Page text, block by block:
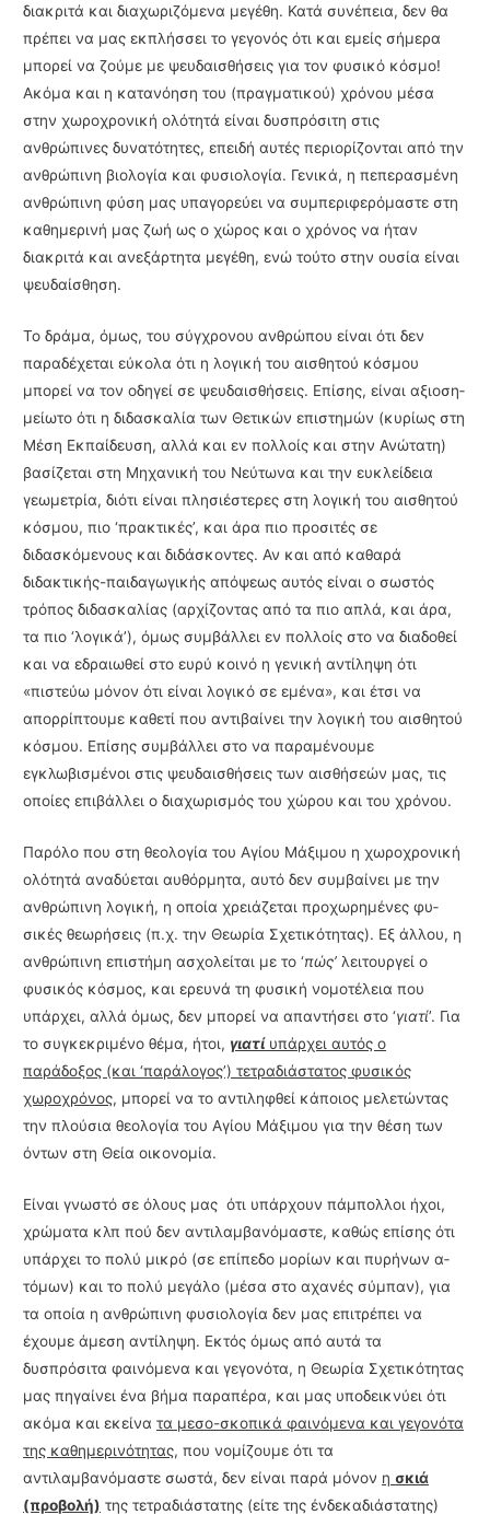
διακριτά και διαχωριζόμενα μεγέθη. Κατά συνέπεια, δεν θα
πρέπει να μας εκπλήσσει το γεγονός ότι και εμείς σήμερα
μπορεί να ζούμε με ψευδαι­σθήσεις για τον φυσικό κόσμο!
Ακόμα και η κατανόηση του (πραγματικού) χρόνου μέσα
στην χωροχρονική ολότητά είναι δυσπρόσιτη στις
ανθρώπινες δυνατότητες, επειδή αυτές περιορίζονται από την
ανθρώπινη βιολογία και φυσιολογία. Γενικά, η πεπερασμένη
ανθρώ­πινη φύση μας υπαγορεύει να συμπεριφερόμαστε στη
καθημερινή μας ζωή ως ο χώρος και ο χρόνος να ήταν
διακριτά και ανεξάρτητα μεγέθη, ενώ τούτο στην ουσία είναι
ψευδαίσθηση.
Το δράμα, όμως, του σύγχρονου ανθρώπου είναι ότι δεν
παραδέχεται εύκολα ότι η λογική του αισθητού κόσμου
μπορεί να τον οδηγεί σε ψευδαισθήσεις. Επίσης, είναι αξιοση­
μείωτο ότι η διδασκαλία των Θετικών επιστημών (κυρίως στη
Μέση Εκπαίδευση, αλλά και εν πολλοίς και στην Ανώτατη)
βασίζεται στη Μηχανική του Νεύτωνα και την ευκλείδεια
γεωμετρία, διότι είναι πλησιέστερες στη λογική του αισθητού
κόσμου, πιο ‘πρακτικές’, και άρα πιο προσιτές σε
διδασκόμενους και διδάσκοντες. Αν και από καθαρά
διδακτικής-παιδαγωγικής απόψεως αυτός είναι ο σωστός
τρόπος διδα­σκαλίας (αρχίζοντας από τα πιο απλά, και άρα,
τα πιο ‘λογικά’), όμως συμβάλλει εν πολλοίς στο να διαδοθεί
και να εδραιωθεί στο ευρύ κοινό η γενική αντίληψη ότι
«πιστεύω μόνον ότι είναι λογικό σε εμένα», και έτσι να
απορρίπτουμε καθετί που αντιβαίνει την λογική του αι­σθητού
κόσμου. Επίσης συμβάλλει στο να παραμένουμε
εγκλωβισμένοι στις ψευδαισθήσεις των αισθήσεών μας, τις
οποίες επιβάλλει ο διαχωρισμός του χώρου και του χρόνου.
Παρόλο που στη θεολογία του Αγίου Μάξιμου η χωροχρονική
ολότητά αναδύεται αυθόρ­μητα, αυτό δεν συμβαίνει με την
ανθρώπινη λογική, η οποία χρειάζεται προχωρημένες φυ­
σικές θεωρήσεις (π.χ. την Θεωρία Σχετικότητας). Εξ άλλου, η
ανθρώπινη επιστήμη ασχο­λείται με το ‘πώς’ λειτουργεί ο
φυσικός κόσμος, και ερευνά τη φυσική νομοτέλεια που
υπάρ­χει, αλλά όμως, δεν μπορεί να απαντήσει στο ‘γιατί’. Για
το συγκεκριμένο θέμα, ήτοι, γιατίυπάρχει αυτός ο
παράδοξος (και ‘παράλογος’) τετραδιάστατος φυσικός
χωροχρόνος, μπορεί να το αντιληφθεί κάποιος μελετώντας
την πλούσια θεολογία του Αγίου Μάξιμου για την θέ­ση των
όντων στη Θεία οικονομία.
Είναι γνωστό σε όλους μας ότι υπάρχουν πάμπολλοι ήχοι,
χρώματα κλπ πού δεν αντι­λαμβανόμαστε, καθώς επίσης ότι
υπάρχει το πολύ μικρό (σε επίπεδο μορίων και πυρήνων α­
τόμων) και το πολύ μεγάλο (μέσα στο αχανές σύμπαν), για
τα οποία η ανθρώπινη φυσιολογία δεν μας επιτρέπει να
έχουμε άμεση αντίληψη. Εκτός όμως από αυτά τα
δυσπρόσιτα φαι­νόμενα και γεγονότα, η Θεωρία Σχετικότητας
μας πηγαίνει ένα βήμα παραπέρα, και μας υποδεικνύει ότι
ακόμα και εκείνατα μεσο-σκοπικά φαινόμενα και γεγονότα
της καθημερινότητας, που νομίζουμε ότι τα
αντιλαμβανόμαστε σωστά, δεν είναι παρά μόνον ησκιά
(προ­βολή) της τετραδιάστατης (είτε της ένδεκαδιάστατης)